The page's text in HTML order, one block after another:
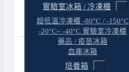
實驗室冰箱 / 冷凍櫃
超低溫冷凍櫃 -80°C / -150°C
-20°C~ -40°C 實驗室冷凍櫃
藥品 / 疫苗冰箱
血庫冰箱
培養箱
特色